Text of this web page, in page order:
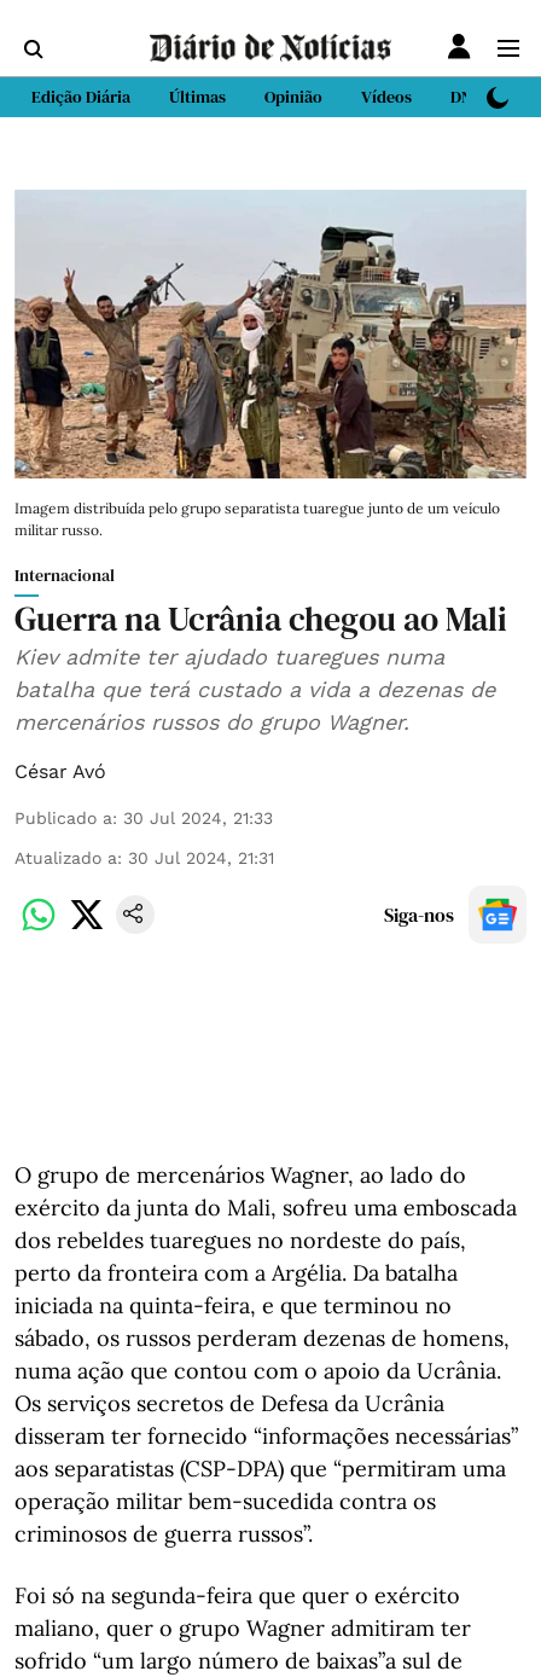
Edição Diária Últimas Opinião Vídeos DN Sport
Imagem distribuída pelo grupo separatista tuaregue junto de um veículo
militar russo.
Internacional
Guerra na Ucrânia chegou ao Mali
Kiev admite ter ajudado tuaregues numa
batalha que terá custado a vida a dezenas de
mercenários russos do grupo Wagner.
César Avó
Publicado a: 30 Jul 2024, 21:33
Atualizado a: 30 Jul 2024, 21:31
Siga-nos
O grupo de mercenários Wagner, ao lado do
exército da junta do Mali, sofreu uma emboscada
dos rebeldes tuaregues no nordeste do país,
perto da fronteira com a Argélia. Da batalha
iniciada na quinta-feira, e que terminou no
sábado, os russos perderam dezenas de homens,
numa ação que contou com o apoio da Ucrânia.
Os serviços secretos de Defesa da Ucrânia
disseram ter fornecido “informações necessárias”
aos separatistas (CSP-DPA) que “permitiram uma
operação militar bem-sucedida contra os
criminosos de guerra russos”.
Foi só na segunda-feira que quer o exército
maliano, quer o grupo Wagner admitiram ter
sofrido “um largo número de baixas”a sul de